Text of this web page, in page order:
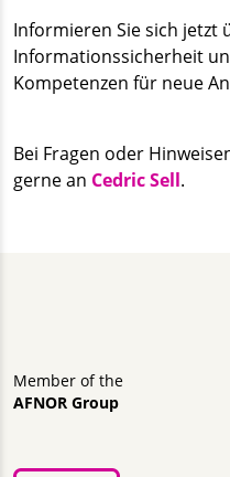
Informieren Sie sich jetzt
Informationssicherheit
Kompetenzen für neue
Bei Fragen oder
gerne an Cedric Sell.
Member of the
AFNOR Group